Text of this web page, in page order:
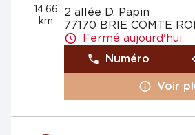
14.66
km
2 allée D. Papin
77170 BRIE COMTE
Fermé aujourd'hui
Numéro
Voir